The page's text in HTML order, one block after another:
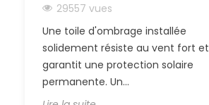
29557 vues
Une toile d'ombrage installée
solidement résiste au vent fort et
garantit une protection solaire
permanente. Un...